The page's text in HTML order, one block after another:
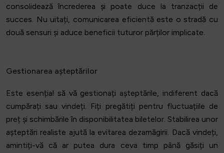
consolidează încrederea și poate duce la tranzacții de
succes. Nu uitați, comunicarea eficientă este o stradă cu
două sensuri și aduce beneficii tuturor părților implicate.
Gestionarea așteptărilor
Este esențial să vă gestionați așteptările, indiferent dacă
cumpărați sau vindeți. Fiți pregătiți pentru fluctuațiile de
preț și schimbările în disponibilitatea biletelor. Stabilirea unor
așteptări realiste ajută la evitarea dezamăgirii. Dacă vindeți,
amintiți-vă că ar putea dura ceva timp până găsiți un